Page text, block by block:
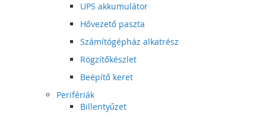
UPS akkumulátor
Hővezető paszta
Számítógépház alkatrész
Rögzítőkészlet
Beépítő keret
Perifériák
Billentyűzet